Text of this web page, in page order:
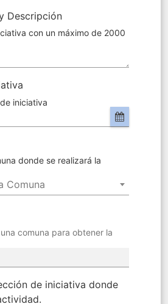
Descripción
con un máximo de 2000
iniciativa
donde se realizará la
Comuna
comuna para obtener la
de iniciativa donde